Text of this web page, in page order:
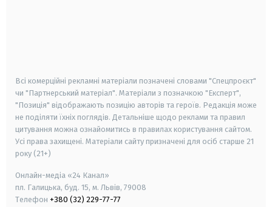
Всі комерційні рекламні матеріали позначені словами "Спецпроєкт"
чи "Партнерський матеріал". Матеріали з позначкою "Експерт",
"Позиція" відображають позицію авторів та героїв. Редакція може
не поділяти їхніх поглядів. Детальніше щодо реклами та правил
цитування можна ознайомитись в правилах користування сайтом.
Усі права захищені. Матеріали сайту призначені для осіб старше 21
року (21+)
Онлайн-медіа «24 Канал»
пл. Галицька, буд. 15, м. Львів, 79008
Телефон +380 (32) 229-77-77